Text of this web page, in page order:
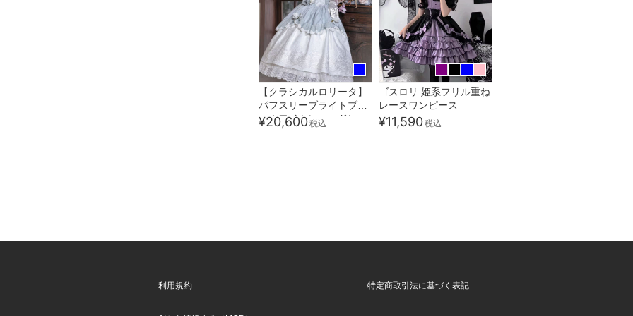
【クラシカルロリータ】
パフスリーブライトブル
ーホワイトレースドレ...
¥20,600税込
ゴスロリ 姫系フリル重ね
レースワンピース
¥11,590税込
利用規約 特定商取引法に基づく表記